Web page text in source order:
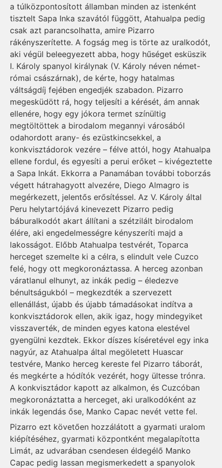
a túlközpontosított államban minden az istenként
tisztelt Sapa Inka szavától függött, Atahualpa pedig
csak azt parancsolhatta, amire Pizarro
rákényszerítette. A fogság meg is törte az uralkodót,
aki végül beleegyezett abba, hogy hűséget esküszik
I. Károly spanyol királynak (V. Károly néven német-
római császárnak), de kérte, hogy hatalmas
váltságdíj fejében engedjék szabadon. Pizarro
megesküdött rá, hogy teljesíti a kérését, ám annak
ellenére, hogy egy jókora termet színültig
megtöltöttek a birodalom megannyi városából
odahordott arany- és ezüstkincsekkel, a
konkvisztádorok vezére – félve attól, hogy Atahualpa
ellene fordul, és egyesíti a perui erőket – kivégeztette
a Sapa Inkát. Ekkorra a Panamában további toborzás
végett hátrahagyott alvezére, Diego Almagro is
megérkezett, jelentős erősítéssel. Az V. Károly által
Peru helytartójává kinevezett Pizarro pedig
báburalkodót akart állítani a szétzilált birodalom
élére, aki engedelmességre kényszeríti majd a
lakosságot. Előbb Atahualpa testvérét, Toparca
herceget szemelte ki a célra, s elindult vele Cuzco
felé, hogy ott megkoronáztassa. A herceg azonban
váratlanul elhunyt, az inkák pedig – éledezve
bénultságukból – megkezdték a szervezett
ellenállást, újabb és újabb támadásokat indítva a
konkvisztádorok ellen, akik igaz, hogy mindegyiket
visszaverték, de minden egyes katona elestével
gyengülni kezdtek. Ekkor díszes kíséretével egy inka
nagyúr, az Atahualpa által megöletett Huascar
testvére, Manko herceg kereste fel Pizarro táborát,
és megkérte a hódítók vezérét, hogy ültesse trónra.
A konkvisztádor kapott az alkalmon, és Cuzcóban
megkoronáztatta a herceget, aki uralkodóként az
inkák legendás őse, Manko Capac nevét vette fel.
Pizarro ezt követően hozzálátott a gyarmati uralom
kiépítéséhez, gyarmati központként megalapította
Limát, az udvarában csendesen éldegélő Manko
Capac pedig lassan megismerkedett a spanyolok